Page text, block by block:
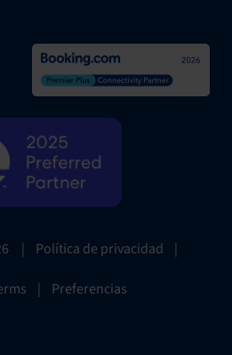
| Política de privacidad |
| Preferencias